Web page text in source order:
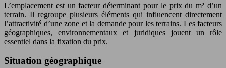
L’emplacement est un facteur déterminant pour le prix du m² d’un
terrain. Il regroupe plusieurs éléments qui influencent directement
l’attractivité d’une zone et la demande pour les terrains. Les facteurs
géographiques, environnementaux et juridiques jouent un rôle
essentiel dans la fixation du prix.
Situation géographique